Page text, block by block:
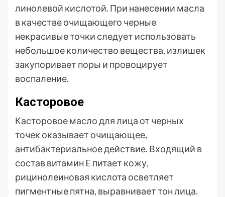
линолевой кислотой. При нанесении масла
в качестве очищающего черные
некрасивые точки следует использовать
небольшое количество вещества, излишек
закупоривает поры и провоцирует
воспаление.
Касторовое
Касторовое масло для лица от черных
точек оказывает очищающее,
антибактериальное действие. Входящий в
состав витамин E питает кожу,
рицинолеиновая кислота осветляет
пигментные пятна, выравнивает тон лица.